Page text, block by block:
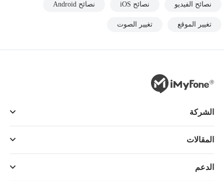
نصائح الفيديو نصائح iOS نصائح Android
تغيير الموقع تغيير الصوت
الشركة
المقالات
الدعم